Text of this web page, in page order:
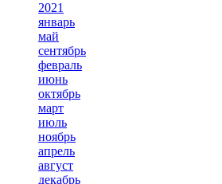
2021
январь
май
сентябрь
февраль
июнь
октябрь
март
июль
ноябрь
апрель
август
декабрь